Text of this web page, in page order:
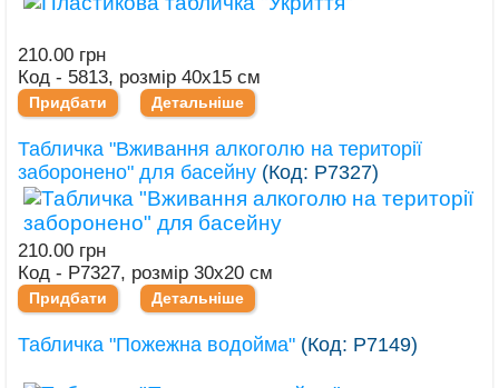
210.00 грн
Код - 5813, розмір 40х15 см
Придбати Детальніше
Табличка "Вживання алкоголю на території
заборонено" для басейну (Код: Р7327)
210.00 грн
Код - Р7327, розмір 30х20 см
Придбати Детальніше
Табличка "Пожежна водойма" (Код: Р7149)